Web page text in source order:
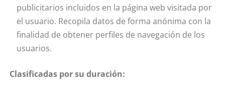
publicitarios incluidos en la página web visitada por
el usuario. Recopila datos de forma anónima con la
finalidad de obtener perfiles de navegación de los
usuarios.
Clasificadas por su duración: